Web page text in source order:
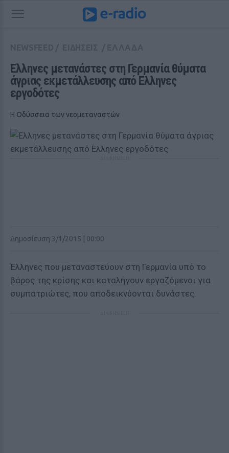
Ελληνες μετανάστες στη Γερμανία θύματα
άγριας εκμετάλλευσης από Ελληνες
εργοδότες
Η Οδύσσεια των νεομεταναστών
Δημοσίευση 3/1/2015 | 00:00
Έλληνες που μεταναστεύουν στη Γερμανία υπό το
βάρος της κρίσης και καταλήγουν εργαζόμενοι για
συμπατριώτες, που αποδεικνύονται δυνάστες.